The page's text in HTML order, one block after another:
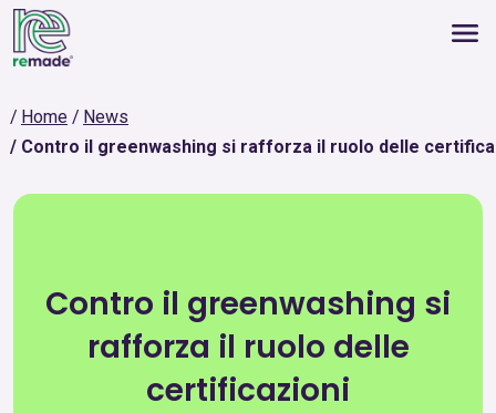
Home
News
Contro il greenwashing si rafforza il ruolo delle
Contro il greenwashing si
rafforza il ruolo delle
certificazioni